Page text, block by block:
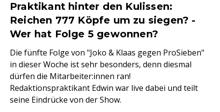
Praktikant hinter den Kulissen:
Reichen 777 Köpfe um zu siegen? -
Wer hat Folge 5 gewonnen?
Die fünfte Folge von "Joko & Klaas gegen ProSieben"
in dieser Woche ist sehr besonders, denn diesmal
dürfen die Mitarbeiter:innen ran!
Redaktionspraktikant Edwin war live dabei und teilt
seine Eindrücke von der Show.